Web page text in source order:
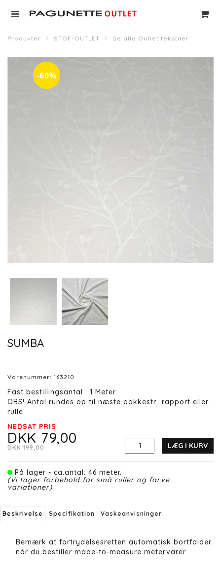
Produkter STOF-OUTLET Se alle Outlet tekstiler
-60%
SUMBA
Varenummer: 163210
Fast bestillingsantal : 1 Meter
OBS! Antal rundes op til næste pakkestr., rapport eller
rulle
NEDSAT PRIS
DKK 79,00
DKK 199,00 LÆG I KURV
På lager - ca.antal: 46 meter.
(Vi tager forbehold for små ruller og farve
variationer)
Beskrivelse Specifikation Vaskeanvisninger
Bemærk at fortrydelsesretten automatisk bortfalder
når du bestiller made-to-measure metervarer.